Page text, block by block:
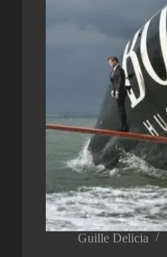
Guille Delicia